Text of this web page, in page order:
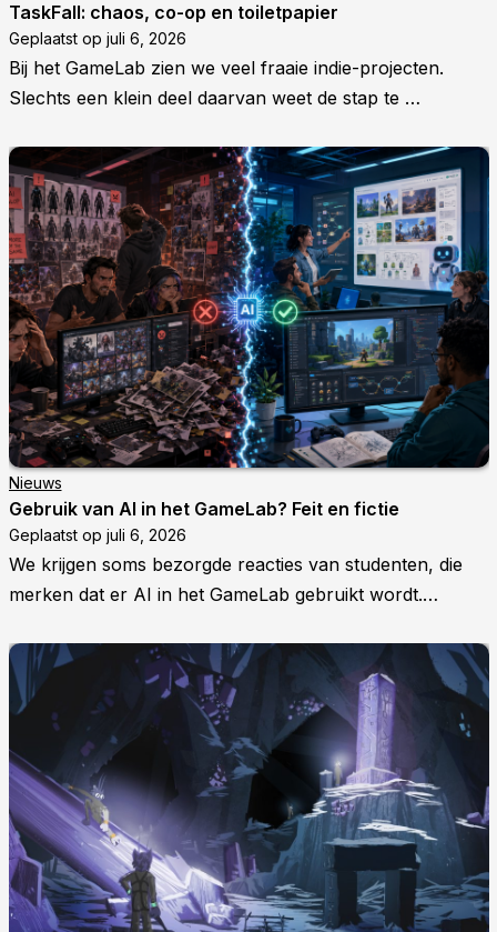
TaskFall: chaos, co-op en toiletpapier
Geplaatst op juli 6, 2026
Bij het GameLab zien we veel fraaie indie-projecten.
Slechts een klein deel daarvan weet de stap te …
Nieuws
Gebruik van AI in het GameLab? Feit en fictie
Geplaatst op juli 6, 2026
We krijgen soms bezorgde reacties van studenten, die
merken dat er AI in het GameLab gebruikt wordt.…